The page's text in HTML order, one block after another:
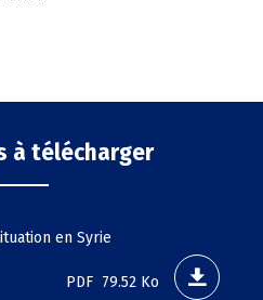
à télécharger
en Syrie
PDF 79.52 Ko